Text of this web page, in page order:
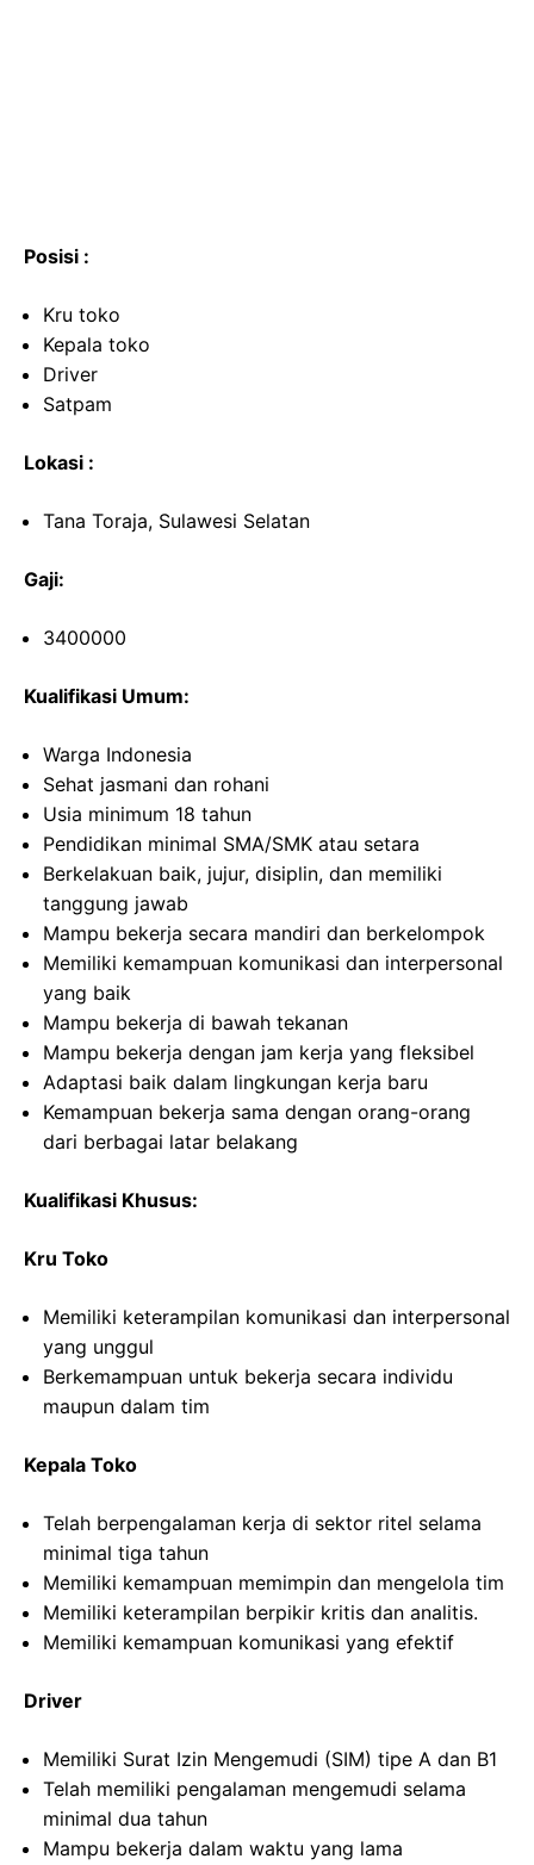
Posisi :
Kru toko
Kepala toko
Driver
Satpam
Lokasi :
Tana Toraja, Sulawesi Selatan
Gaji:
3400000
Kualifikasi Umum:
Warga Indonesia
Sehat jasmani dan rohani
Usia minimum 18 tahun
Pendidikan minimal SMA/SMK atau setara
Berkelakuan baik, jujur, disiplin, dan memiliki
tanggung jawab
Mampu bekerja secara mandiri dan berkelompok
Memiliki kemampuan komunikasi dan interpersonal
yang baik
Mampu bekerja di bawah tekanan
Mampu bekerja dengan jam kerja yang fleksibel
Adaptasi baik dalam lingkungan kerja baru
Kemampuan bekerja sama dengan orang-orang
dari berbagai latar belakang
Kualifikasi Khusus:
Kru Toko
Memiliki keterampilan komunikasi dan interpersonal
yang unggul
Berkemampuan untuk bekerja secara individu
maupun dalam tim
Kepala Toko
Telah berpengalaman kerja di sektor ritel selama
minimal tiga tahun
Memiliki kemampuan memimpin dan mengelola tim
Memiliki keterampilan berpikir kritis dan analitis.
Memiliki kemampuan komunikasi yang efektif
Driver
Memiliki Surat Izin Mengemudi (SIM) tipe A dan B1
Telah memiliki pengalaman mengemudi selama
minimal dua tahun
Mampu bekerja dalam waktu yang lama